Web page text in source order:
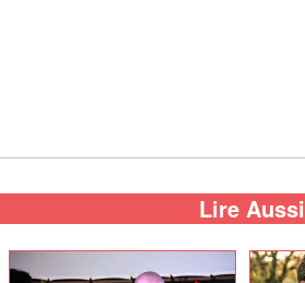
Lire Aussi